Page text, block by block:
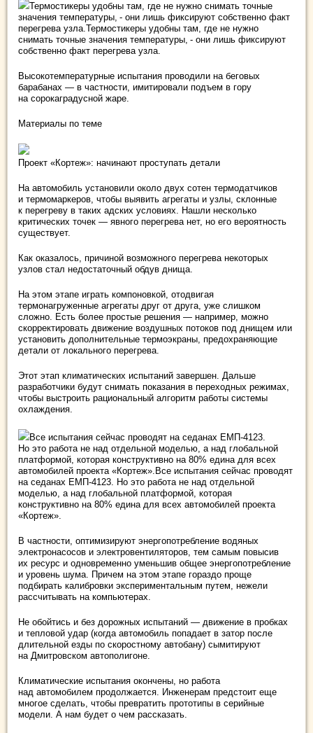
Термостикеры удобны там, где не нужно снимать точные
значения температуры, - они лишь фиксируют собственно факт
перегрева узла.Термостикеры удобны там, где не нужно
снимать точные значения температуры, - они лишь фиксируют
собственно факт перегрева узла.
Высокотемпературные испытания проводили на беговых
барабанах — в частности, имитировали подъем в гору
на сорокаградусной жаре.
Материалы по теме
Проект «Кортеж»: начинают проступать детали
На автомобиль установили около двух сотен термодатчиков
и термомаркеров, чтобы выявить агрегаты и узлы, склонные
к перегреву в таких адских условиях. Нашли несколько
критических точек — явного перегрева нет, но его вероятность
существует.
Как оказалось, причиной возможного перегрева некоторых
узлов стал недостаточный обдув днища.
На этом этапе играть компоновкой, отодвигая
термонагруженные агрегаты друг от друга, уже слишком
сложно. Есть более простые решения — например, можно
скорректировать движение воздушных потоков под днищем или
установить дополнительные термоэкраны, предохраняющие
детали от локального перегрева.
Этот этап климатических испытаний завершен. Дальше
разработчики будут снимать показания в переходных режимах,
чтобы выстроить рациональный алгоритм работы системы
охлаждения.
Все испытания сейчас проводят на седанах ЕМП‑4123.
Но это работа не над отдельной моделью, а над глобальной
платформой, которая конструктивно на 80% едина для всех
автомобилей проекта «Кортеж».Все испытания сейчас проводят
на седанах ЕМП‑4123. Но это работа не над отдельной
моделью, а над глобальной платформой, которая
конструктивно на 80% едина для всех автомобилей проекта
«Кортеж».
В частности, оптимизируют энергопотребление водяных
электронасосов и электровентиляторов, тем самым повысив
их ресурс и одновременно уменьшив общее энергопотребление
и уровень шума. Причем на этом этапе гораздо проще
подбирать калибровки экспериментальным путем, нежели
рассчитывать ­на компьютерах.
Не обойтись и без дорожных испытаний — движение в пробках
и тепловой удар (когда автомобиль попадает в затор после
длительной езды по скоростному автобану) сымитируют
на Дмитровском автополигоне.
Климатические испытания окончены, но работа
над автомобилем продолжается. Инженерам предстоит еще
многое сделать, чтобы превратить прототипы в серийные
модели. А нам будет о чем рассказать.